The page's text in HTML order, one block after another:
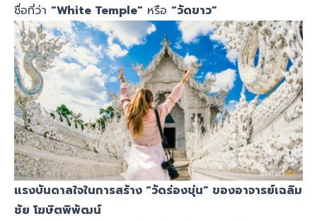
ชื่อที่ว่า “White Temple” หรือ “วัดขาว”
แรงบันดาลใจในการสร้าง “วัดร่องขุ่น” ของอาจารย์เฉลิม
ชัย โฆษิตพิพัฒน์